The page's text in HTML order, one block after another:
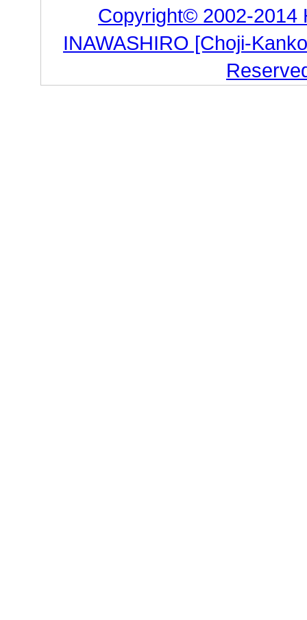
Copyright© 2002-2014
INAWASHIRO [Choji-